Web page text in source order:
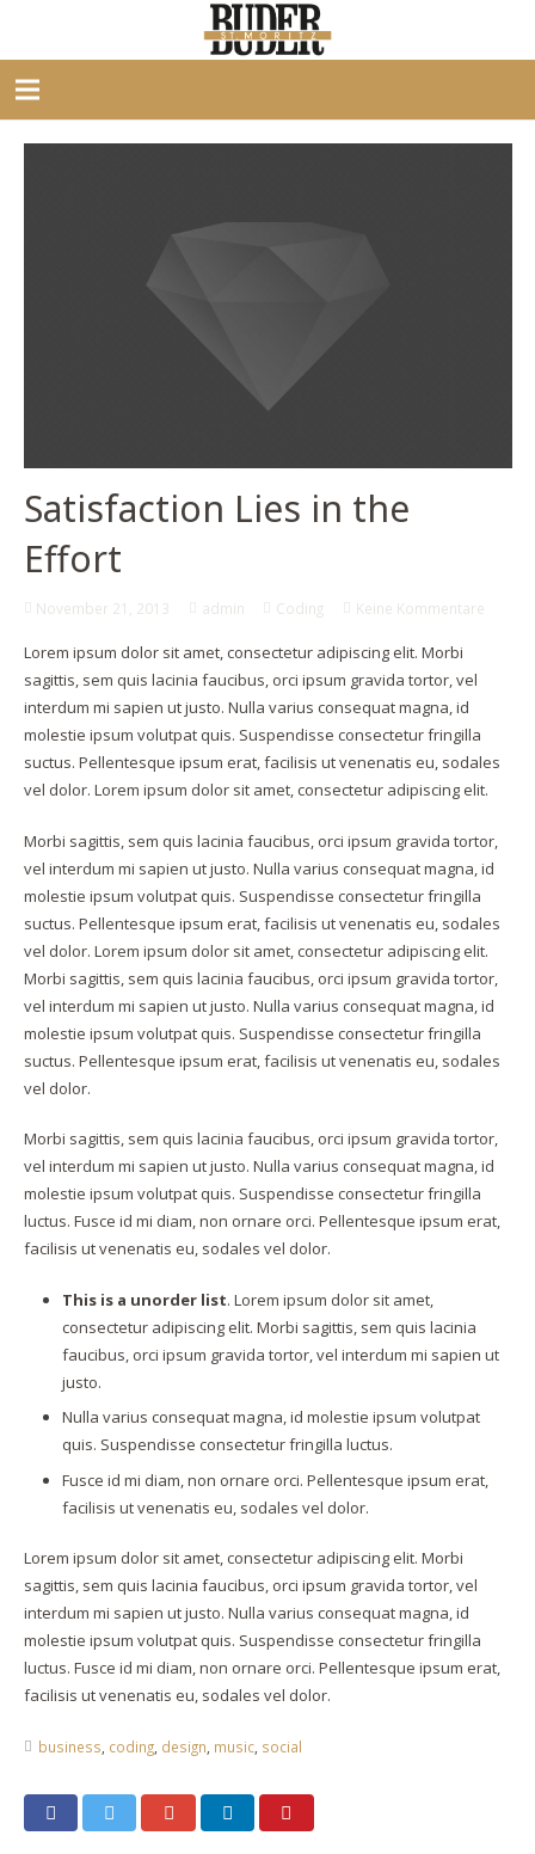
Satisfaction Lies in the
Effort
November 21, 2013 admin Coding Keine Kommentare
Lorem ipsum dolor sit amet, consectetur adipiscing elit. Morbi
sagittis, sem quis lacinia faucibus, orci ipsum gravida tortor, vel
interdum mi sapien ut justo. Nulla varius consequat magna, id
molestie ipsum volutpat quis. Suspendisse consectetur fringilla
suctus. Pellentesque ipsum erat, facilisis ut venenatis eu, sodales
vel dolor. Lorem ipsum dolor sit amet, consectetur adipiscing elit.
Morbi sagittis, sem quis lacinia faucibus, orci ipsum gravida tortor,
vel interdum mi sapien ut justo. Nulla varius consequat magna, id
molestie ipsum volutpat quis. Suspendisse consectetur fringilla
suctus. Pellentesque ipsum erat, facilisis ut venenatis eu, sodales
vel dolor. Lorem ipsum dolor sit amet, consectetur adipiscing elit.
Morbi sagittis, sem quis lacinia faucibus, orci ipsum gravida tortor,
vel interdum mi sapien ut justo. Nulla varius consequat magna, id
molestie ipsum volutpat quis. Suspendisse consectetur fringilla
suctus. Pellentesque ipsum erat, facilisis ut venenatis eu, sodales
vel dolor.
Morbi sagittis, sem quis lacinia faucibus, orci ipsum gravida tortor,
vel interdum mi sapien ut justo. Nulla varius consequat magna, id
molestie ipsum volutpat quis. Suspendisse consectetur fringilla
luctus. Fusce id mi diam, non ornare orci. Pellentesque ipsum erat,
facilisis ut venenatis eu, sodales vel dolor.
This is a unorder list. Lorem ipsum dolor sit amet,
consectetur adipiscing elit. Morbi sagittis, sem quis lacinia
faucibus, orci ipsum gravida tortor, vel interdum mi sapien ut
justo.
Nulla varius consequat magna, id molestie ipsum volutpat
quis. Suspendisse consectetur fringilla luctus.
Fusce id mi diam, non ornare orci. Pellentesque ipsum erat,
facilisis ut venenatis eu, sodales vel dolor.
Lorem ipsum dolor sit amet, consectetur adipiscing elit. Morbi
sagittis, sem quis lacinia faucibus, orci ipsum gravida tortor, vel
interdum mi sapien ut justo. Nulla varius consequat magna, id
molestie ipsum volutpat quis. Suspendisse consectetur fringilla
luctus. Fusce id mi diam, non ornare orci. Pellentesque ipsum erat,
facilisis ut venenatis eu, sodales vel dolor.
business coding design music social